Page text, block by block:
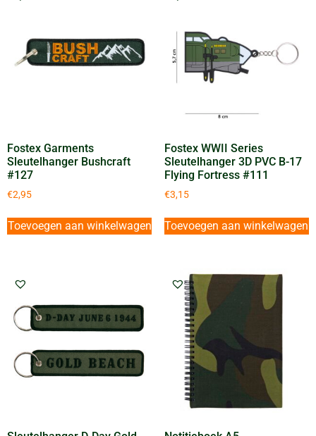
Fostex Garments
Sleutelhanger Bushcraft
#127
€2,95
Toevoegen aan winkelwagen
Fostex WWII Series
Sleutelhanger 3D PVC B-17
Flying Fortress #111
€3,15
Toevoegen aan winkelwagen